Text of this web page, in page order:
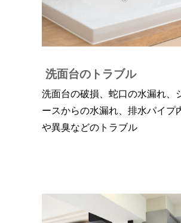
洗面台のトラブル
洗面台の破損、蛇口の水漏れ、
ースからの水漏れ、排水パイプ
や異臭などのトラブル